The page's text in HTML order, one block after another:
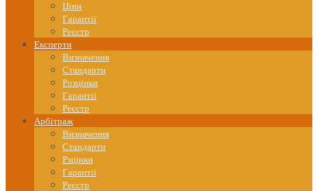
Ціни
Гарантії
Реєстр
Експерти
Визначення
Стандарти
Розцінки
Гарантії
Реєстр
Арбітраж
Визначення
Стандарти
Рзцінки
Гарантії
Реєстр